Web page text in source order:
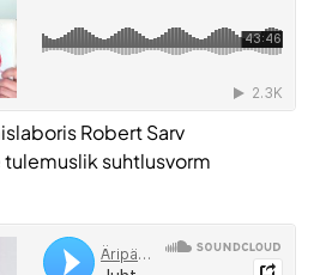
Robert Sarv
tulemuslik suhtlusvorm